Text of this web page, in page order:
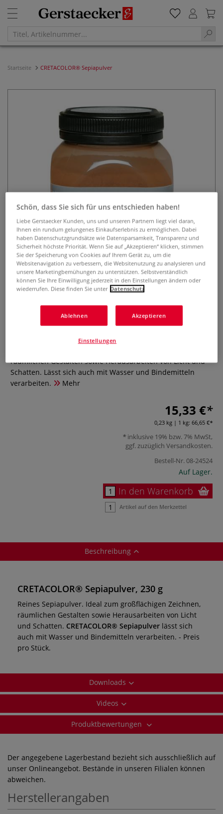
Startseite CRETACOLOR® Sepiapulver
CRETACOLOR® Sepiapulver
räumlichen Gestalten sowie Herausarbeiten von Licht und
Schatten. Lässt sich auch mit Wasser und Bindemitteln
verarbeiten.
Mehr
15,33 €
0,23 kg | 1 kg: 66,65 €
inklusive 19% bzw. 7% MwSt,
ggf. zuzüglich Versandkosten.
Bestell-Nr.08-24524
Auf Lager.
In den Warenkorb
Artikel auf den Merkzettel
Beschreibung
CRETACOLOR® Sepiapulver, 230 g
Reines Sepiapulver. Ideal zum großflächigen Zeichnen,
räumlichen Gestalten sowie Herausarbeiten von Licht
und Schatten. CRETACOLOR® Sepiapulver lässt sich
auch mit Wasser und Bindemitteln verarbeiten. - Preis
pro Stück.
Downloads
Videos
Produktbewertungen
Der angegebene Lagerbestand bezieht sich ausschließlich auf
unser Onlineangebot. Bestände in unseren Filialen können
abweichen.
Herstellerangaben
Schön, dass Sie sich für uns entschieden haben!
Liebe Gerstaecker Kunden, uns und unseren Partnern liegt viel daran,
Ihnen ein rundum gelungenes Einkaufserlebnis zu ermöglichen. Dabei
haben Datenschutzgrundsätze wie Datensparsamkeit, Transparenz und
Sicherheit höchste Priorität. Wenn Sie auf „Akzeptieren“ klicken, stimmen
Sie der Speicherung von Cookies auf Ihrem Gerät zu, um die
Websitenavigation zu verbessern, die Websitenutzung zu analysieren und
unsere Marketingbemühungen zu unterstützen. Selbstverständlich
können Sie Ihre Einwilligung jederzeit in den Einstellungen ändern oder
wiederrufen. Diese finden Sie unter Datenschutz
Ablehnen Akzeptieren
Einstellungen